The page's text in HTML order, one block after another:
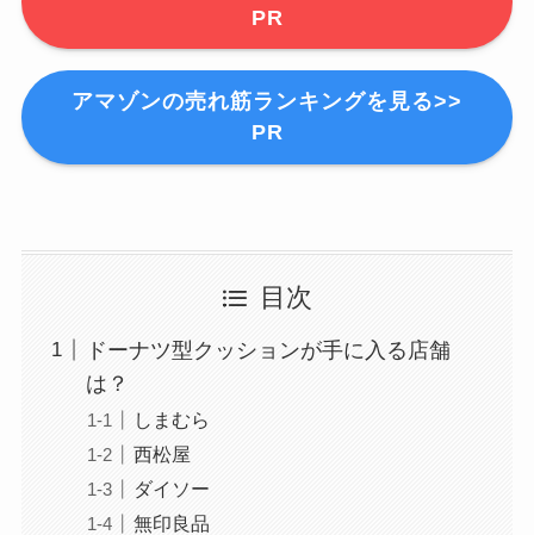
PR
アマゾンの売れ筋ランキングを見る>>
PR
目次
ドーナツ型クッションが手に入る店舗
は？
しまむら
西松屋
ダイソー
無印良品